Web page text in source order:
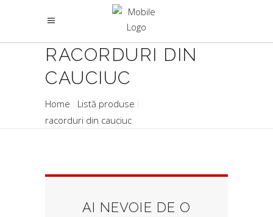
RACORDURI DIN
CAUCIUC
Home
Listă produse
racorduri din cauciuc
AI NEVOIE DE O